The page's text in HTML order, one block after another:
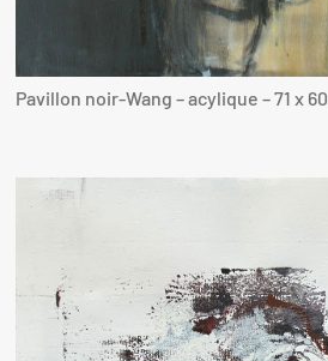
Pavillon noir-Wang – acylique – 71 x 60